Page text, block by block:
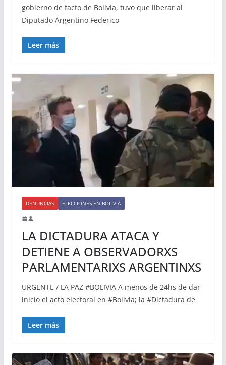
gobierno de facto de Bolivia, tuvo que liberar al
Diputado Argentino Federico
Leer más
DENUNCIAS ELECCIONES EN BOLIVIA
LA DICTADURA ATACA Y
DETIENE A OBSERVADORXS
PARLAMENTARIXS ARGENTINXS
URGENTE / LA PAZ #BOLIVIA A menos de 24hs de dar
inicio el acto electoral en #Bolivia; la #Dictadura de
Leer más